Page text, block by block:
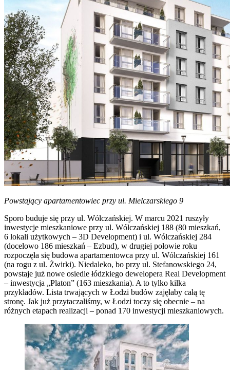
Powstający apartamentowiec przy ul. Mielczarskiego 9
Sporo buduje się przy ul. Wólczańskiej. W marcu 2021 ruszyły
inwestycje mieszkaniowe przy ul. Wólczańskiej 188 (80 mieszkań,
6 lokali użytkowych – 3D Development) i ul. Wólczańskiej 284
(docelowo 186 mieszkań – Ezbud), w drugiej połowie roku
rozpoczęła się budowa apartamentowca przy ul. Wólczańskiej 161
(na rogu z ul. Żwirki). Niedaleko, bo przy ul. Stefanowskiego 24,
powstaje już nowe osiedle łódzkiego dewelopera Real Development
– inwestycja „Platon” (163 mieszkania). A to tylko kilka
przykładów. Lista trwających w Łodzi budów zajęłaby całą tę
stronę. Jak już przytaczaliśmy, w Łodzi toczy się obecnie – na
różnych etapach realizacji – ponad 170 inwestycji mieszkaniowych.